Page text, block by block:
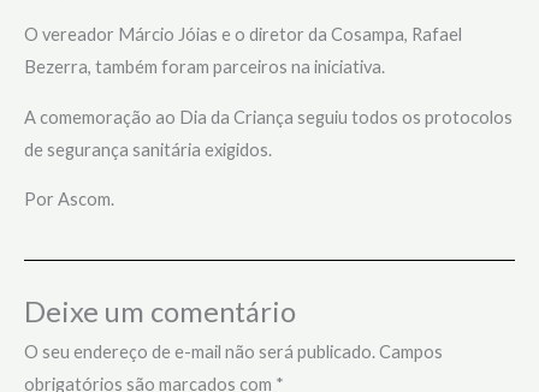
O vereador Márcio Jóias e o diretor da Cosampa, Rafael
Bezerra, também foram parceiros na iniciativa.
A comemoração ao Dia da Criança seguiu todos os protocolos
de segurança sanitária exigidos.
Por Ascom.
Deixe um comentário
O seu endereço de e-mail não será publicado.Campos
obrigatórios são marcados com *